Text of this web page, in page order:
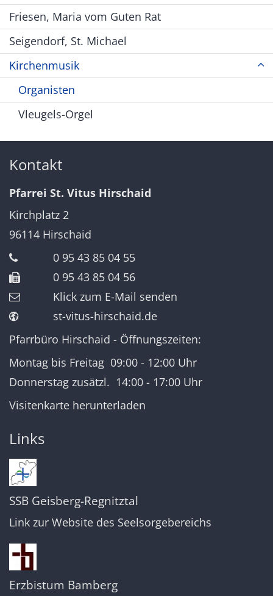
Friesen, Maria vom Guten Rat
Seigendorf, St. Michael
Kirchenmusik
Organisten
Vleugels-Orgel
Kontakt
Pfarrei St. Vitus Hirschaid
Kirchplatz 2
96114 Hirschaid
0 95 43 85 04 55
0 95 43 85 04 56
Klick zum E-Mail senden
st-vitus-hirschaid.de
Pfarrbüro Hirschaid - Öffnungszeiten:
Montag bis Freitag 09:00 - 12:00 Uhr
Donnerstag zusätzl. 14:00 - 17:00 Uhr
Visitenkarte herunterladen
Links
SSB Geisberg-Regnitztal
Link zur Website des Seelsorgebereichs
Erzbistum Bamberg